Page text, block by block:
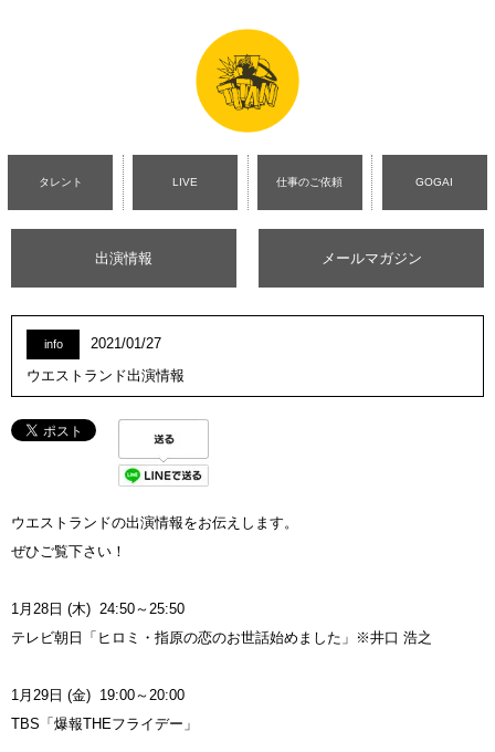
タレント LIVE 仕事のご依頼 GOGAI
出演情報 メールマガジン
info
2021/01/27
ウエストランド出演情報
ウエストランドの出演情報をお伝えします。
ぜひご覧下さい！
1月28日 (木) 24:50～25:50
テレビ朝日「ヒロミ・指原の恋のお世話始めました」※井口 浩之
1月29日 (金) 19:00～20:00
TBS「爆報THEフライデー」